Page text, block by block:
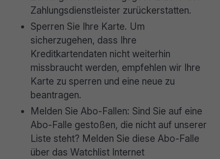
Zahlungsdienstleister zurückerstatten.
Sperren Sie Ihre Karte. Um
sicherzugehen, dass Ihre
Kreditkartendaten nicht weiterhin
missbraucht werden, empfehlen wir Ihre
Karte zu sperren und eine neue zu
beantragen.
Melden Sie Abo-Fallen: Sind Sie auf eine
Abo-Falle gestoßen, die nicht auf unserer
Liste steht? Melden Sie diese Abo-Falle
über das Watchlist Internet